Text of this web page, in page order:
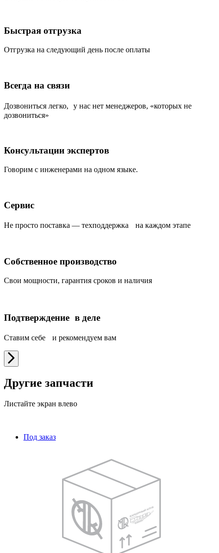
Быстрая отгрузка
Отгрузка на следующий день после оплаты
Всегда на связи
Дозвониться легко, у нас нет менеджеров, «которых не
дозвониться»
Консультации экспертов
Говорим с инженерами на одном языке.
Сервис
Не просто поставка — техподдержка на каждом этапе
Собственное производство
Свои мощности, гарантия сроков и наличия
Подтверждение в деле
Ставим себе и рекомендуем вам
Другие запчасти
Листайте экран влево
Под заказ